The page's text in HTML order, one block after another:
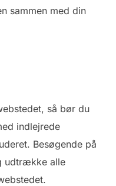
sammen med din
så bør du
indlejrede
Besøgende på
udtrække alle